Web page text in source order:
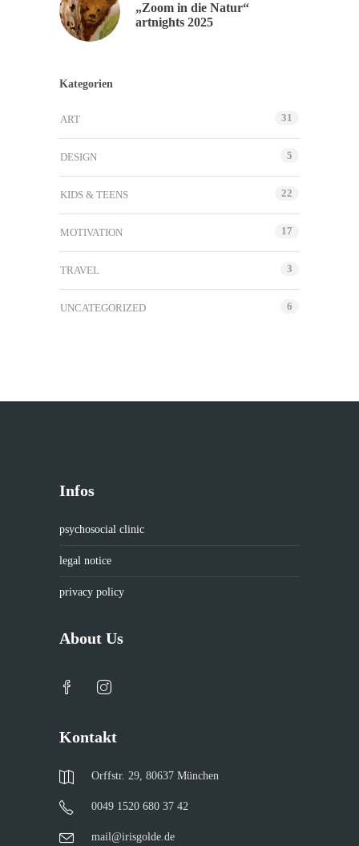
„Zoom in die Natur“
artnights 2025
Kategorien
ART 31
DESIGN 5
KIDS & TEENS 22
MOTIVATION 17
TRAVEL 3
UNCATEGORIZED 6
Infos
psychosocial clinic
legal notice
privacy policy
About Us
Kontakt
Orffstr. 29, 80637 München
0049 1520 680 37 42
mail@irisgolde.de